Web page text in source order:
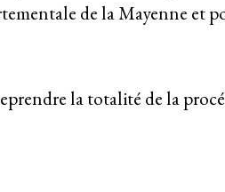
de la Mayenne et
la totalité de la